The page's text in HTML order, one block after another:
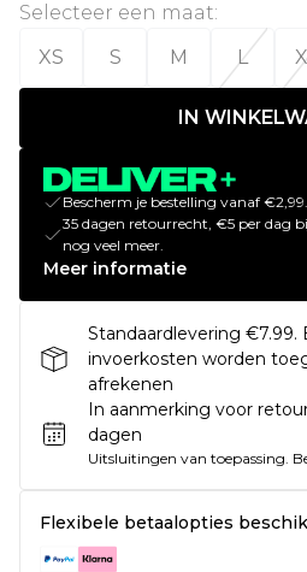
Selecteer een maat:
XS
S M L
IN
Bescherm je bestelling vanaf €2,99.
35 dagen retourrecht, €5 per dag
nog veel meer.
Meer informatie
Standaardlevering €7.99.
invoerkosten worden
afrekenen
In aanmerking voor
dagen
Uitsluitingen van toepassing.
Flexibele betaalopties